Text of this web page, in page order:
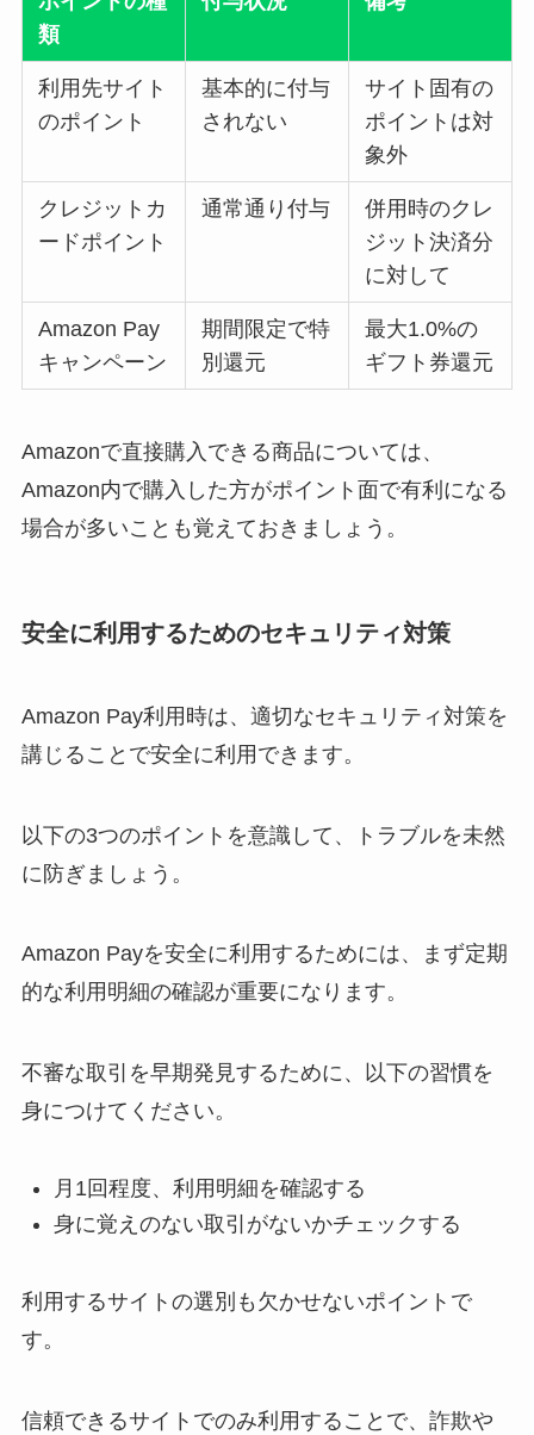
類
利用先サイト
のポイント
基本的に付与
されない
サイト固有の
ポイントは対
象外
クレジットカ
ードポイント
通常通り付与
併用時のクレ
ジット決済分
に対して
Amazon Pay
キャンペーン
期間限定で特
別還元
最大1.0%の
ギフト券還元
Amazonで直接購入できる商品については、
Amazon内で購入した方がポイント面で有利になる
場合が多いことも覚えておきましょう。
安全に利用するためのセキュリティ対策
Amazon Pay利用時は、適切なセキュリティ対策を
講じることで安全に利用できます。
以下の3つのポイントを意識して、トラブルを未然
に防ぎましょう。
Amazon Payを安全に利用するためには、まず定期
的な利用明細の確認が重要になります。
不審な取引を早期発見するために、以下の習慣を
身につけてください。
月1回程度、利用明細を確認する
身に覚えのない取引がないかチェックする
利用するサイトの選別も欠かせないポイントで
す。
信頼できるサイトでのみ利用することで、詐欺や